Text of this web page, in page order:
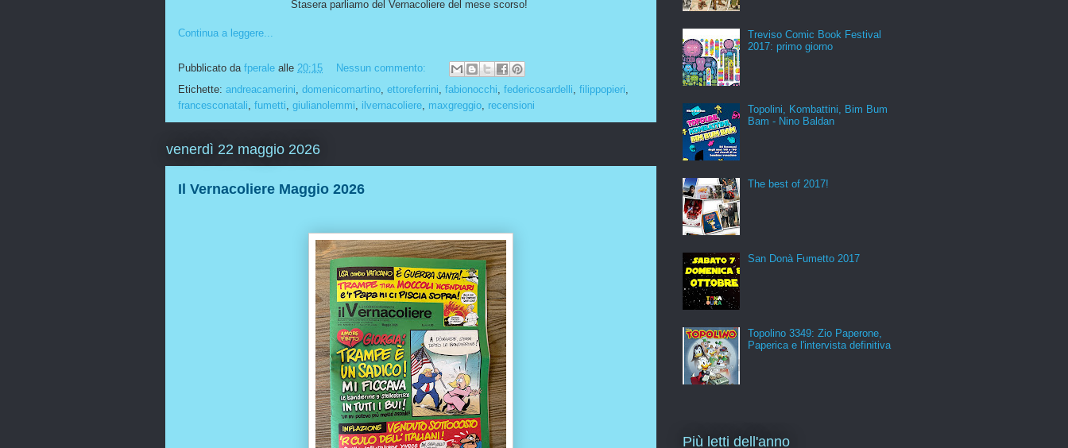
Stasera parliamo del Vernacoliere del mese scorso!
Continua a leggere...
Pubblicato da fperale alle 20:15
Nessun commento:
Etichette: andreacamerini domenicomartino ettoreferrini fabionocchi federicosardelli filippopieri
francesconatali fumetti giulianolemmi ilvernacoliere maxgreggio recensioni
venerdì 22 maggio 2026
Il Vernacoliere Maggio 2026
Treviso Comic Book Festival
2017: primo giorno
Topolini, Kombattini, Bim Bum
Bam - Nino Baldan
The best of 2017!
San Donà Fumetto 2017
Topolino 3349: Zio Paperone,
Paperica e l'intervista definitiva
Più letti dell'anno